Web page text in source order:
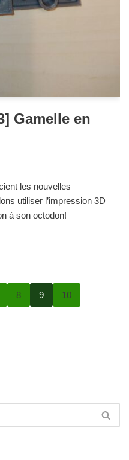
Gamelle en
les nouvelles
utiliser l’impression 3D
à son octodon!
8 9 10